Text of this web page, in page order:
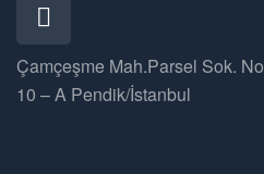
Çamçeşme Mah.Parsel Sok. No
10 – A Pendik/İstanbul